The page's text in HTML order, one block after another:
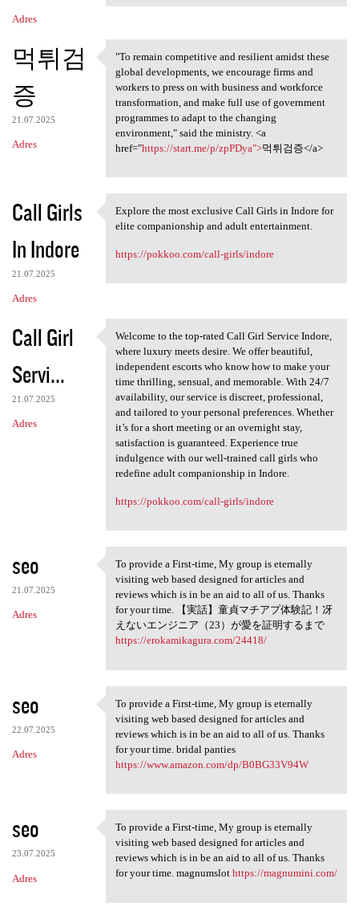
Adres
먹튀검
증
21.07.2025
Adres
"To remain competitive and
"To remain competitive and resilient amidst these
global developments, we encourage firms and
workers to press on with business and workforce
transformation, and make full use of government
programmes to adapt to the changing
environment," said the ministry. <a
href="https://start.me/p/zpPDya">먹튀검증</a>
Call Girls
In Indore
21.07.2025
Adres
Explore the most exclusive
Explore the most exclusive Call Girls in Indore for
elite companionship and adult entertainment.
https://pokkoo.com/call-girls/indore
Call Girl
Servi...
21.07.2025
Adres
Welcome to the top-rated Call
Welcome to the top-rated Call Girl Service Indore,
where luxury meets desire. We offer beautiful,
independent escorts who know how to make your
time thrilling, sensual, and memorable. With 24/7
availability, our service is discreet, professional,
and tailored to your personal preferences. Whether
it’s for a short meeting or an overnight stay,
satisfaction is guaranteed. Experience true
indulgence with our well-trained call girls who
redefine adult companionship in Indore.
https://pokkoo.com/call-girls/indore
seo
21.07.2025
Adres
To provide a First-time, My
To provide a First-time, My group is eternally
visiting web based designed for articles and
reviews which is in be an aid to all of us. Thanks
for your time. 【実話】童貞マチアプ体験記！冴
えないエンジニア（23）が愛を証明するまで
https://erokamikagura.com/24418/
seo
22.07.2025
Adres
To provide a First-time, My
To provide a First-time, My group is eternally
visiting web based designed for articles and
reviews which is in be an aid to all of us. Thanks
for your time. bridal panties
https://www.amazon.com/dp/B0BG33V94W
seo
23.07.2025
Adres
To provide a First-time, My
To provide a First-time, My group is eternally
visiting web based designed for articles and
reviews which is in be an aid to all of us. Thanks
for your time. magnumslot https://magnumini.com/